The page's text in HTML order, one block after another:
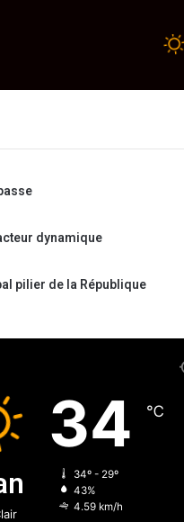
dynamique
pilier de la République
34 ℃
34º - 29º
43%
4.59 km/h